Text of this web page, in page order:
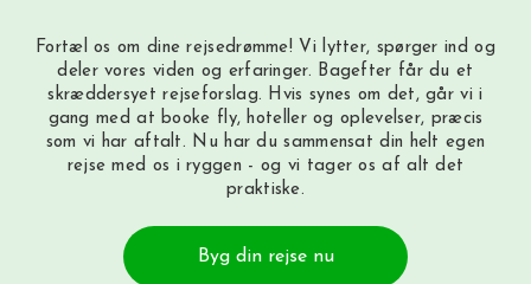
Fortæl os om dine rejsedrømme! Vi lytter, spørger ind og
deler vores viden og erfaringer. Bagefter får du et
skræddersyet rejseforslag. Hvis synes om det, går vi i
gang med at booke fly, hoteller og oplevelser, præcis
som vi har aftalt. Nu har du sammensat din helt egen
rejse med os i ryggen - og vi tager os af alt det
praktiske.
Byg din rejse nu